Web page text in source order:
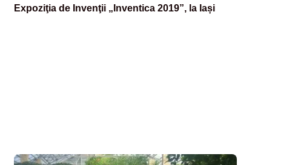
Expoziţia de Invenţii „Inventica 2019”, la Iași